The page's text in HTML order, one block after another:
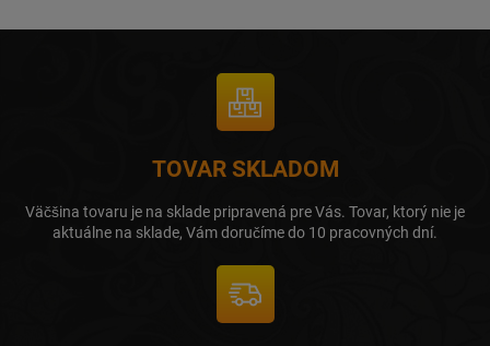
TOVAR SKLADOM
Väčšina tovaru je na sklade pripravená pre Vás. Tovar, ktorý nie je
aktuálne na sklade, Vám doručíme do 10 pracovných dní.